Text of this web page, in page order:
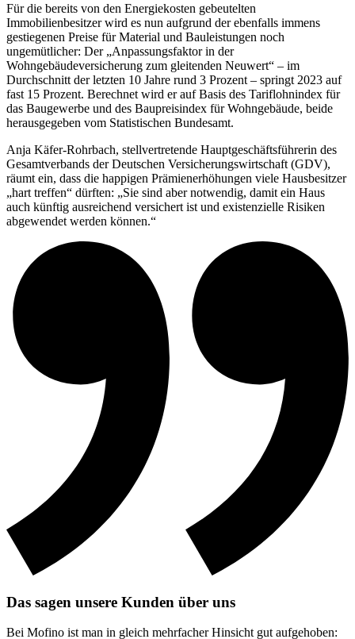
Für die bereits von den Energiekosten gebeutelten
Immobilienbesitzer wird es nun aufgrund der ebenfalls immens
gestiegenen Preise für Material und Bauleistungen noch
ungemütlicher: Der „Anpassungsfaktor in der
Wohngebäudeversicherung zum gleitenden Neuwert“ – im
Durchschnitt der letzten 10 Jahre rund 3 Prozent – springt 2023 auf
fast 15 Prozent. Berechnet wird er auf Basis des Tariflohnindex für
das Baugewerbe und des Baupreisindex für Wohngebäude, beide
herausgegeben vom Statistischen Bundesamt.
Anja Käfer-Rohrbach, stellvertretende Hauptgeschäftsführerin des
Gesamtverbands der Deutschen Versicherungswirtschaft (GDV),
räumt ein, dass die happigen Prämienerhöhungen viele Hausbesitzer
„hart treffen“ dürften: „Sie sind aber notwendig, damit ein Haus
auch künftig ausreichend versichert ist und existenzielle Risiken
abgewendet werden können.“
Das sagen unsere Kunden über uns
Bei Mofino ist man in gleich mehrfacher Hinsicht gut aufgehoben: